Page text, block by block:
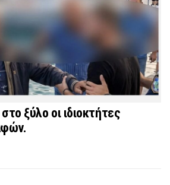
ξύλο οι ιδιοκτήτες